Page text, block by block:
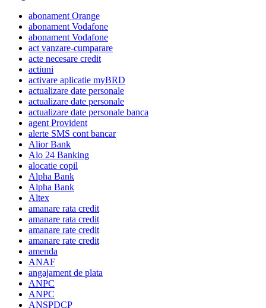
abonament Orange
abonament Vodafone
abonament Vodafone
act vanzare-cumparare
acte necesare credit
actiuni
activare aplicatie myBRD
actualizare date personale
actualizare date personale
actualizare date personale banca
agent Provident
alerte SMS cont bancar
Alior Bank
Alo 24 Banking
alocatie copil
Alpha Bank
Alpha Bank
Altex
amanare rata credit
amanare rata credit
amanare rate credit
amanare rate credit
amenda
ANAF
angajament de plata
ANPC
ANPC
ANSPDCP